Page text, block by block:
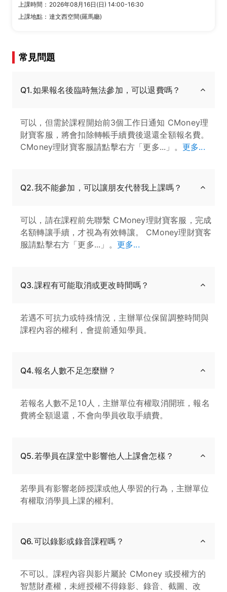
上課時間： 2026年08月16日(日) 14:00-16:30
上課地點： 達文西空間(羅馬廳)
常見問題
Q1.如果報名後臨時無法參加，可以退費嗎？
可以，但需於課程開始前3個工作日通知 CMoney理
財寶客服，將會扣除轉帳手續費後退還全額報名費。
CMoney理財寶客服請點擊右方「更多...」。 更多...
Q2.我不能參加，可以讓朋友代替我上課嗎？
可以，請在課程前先聯繫 CMoney理財寶客服，完成
名額轉讓手續，才視為有效轉讓。 CMoney理財寶客
服請點擊右方「更多...」。 更多...
Q3.課程有可能取消或更改時間嗎？
若遇不可抗力或特殊情況，主辦單位保留調整時間與
課程內容的權利，會提前通知學員。
Q4.報名人數不足怎麼辦？
若報名人數不足10人，主辦單位有權取消開班，報名
費將全額退還，不會向學員收取手續費。
Q5.若學員在課堂中影響他人上課會怎樣？
若學員有影響老師授課或他人學習的行為，主辦單位
有權取消學員上課的權利。
Q6.可以錄影或錄音課程嗎？
不可以。課程內容與影片屬於 CMoney 或授權方的
智慧財產權，未經授權不得錄影、錄音、截圖、改